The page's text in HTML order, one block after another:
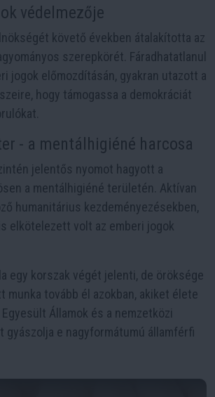
védelmezője
követő években átalakította az
szerepkörét. Fáradhatatlanul
jogok előmozdításán, gyakran utazott a
hogy támogassa a demokráciát
- a mentálhigiéné harcosa
jelentős nyomot hagyott a
a mentálhigiéné területén. Aktívan
humanitárius kezdeményezésekben,
elkötelezett volt az emberi jogok
egy korszak végét jelenti, de öröksége
munka tovább él azokban, akiket élete
Államok és a nemzetközi
gyászolja e nagyformátumú államférfi